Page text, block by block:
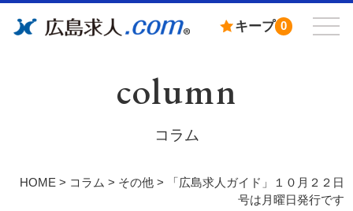
キープ 0
column
コラム
HOME> コラム > その他>
「広島求人ガイド」１０月２２日
号は月曜日発行です